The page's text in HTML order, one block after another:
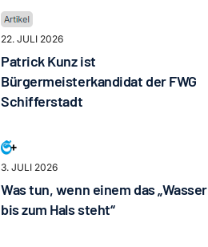
22. JULI 2026
Patrick Kunz ist
Bürgermeisterkandidat der FWG
Schifferstadt
3. JULI 2026
Was tun, wenn einem das „Wasser
bis zum Hals steht“